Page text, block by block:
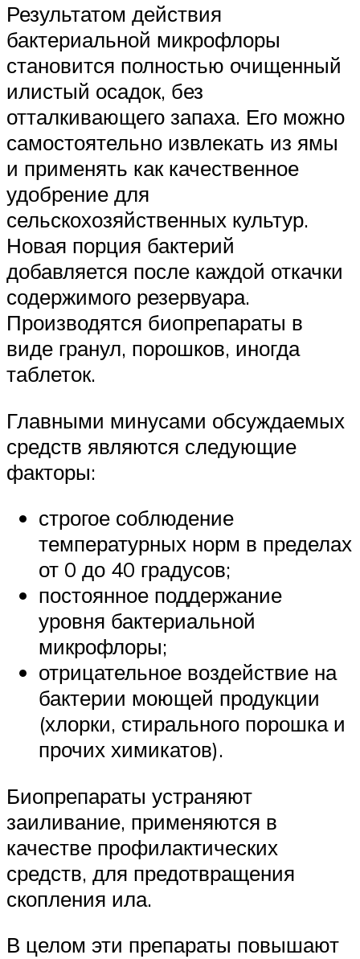
Результатом действия
бактериальной микрофлоры
становится полностью очищенный
илистый осадок, без
отталкивающего запаха. Его можно
самостоятельно извлекать из ямы
и применять как качественное
удобрение для
сельскохозяйственных культур.
Новая порция бактерий
добавляется после каждой откачки
содержимого резервуара.
Производятся биопрепараты в
виде гранул, порошков, иногда
таблеток.
Главными минусами обсуждаемых
средств являются следующие
факторы:
строгое соблюдение
температурных норм в пределах
от 0 до 40 градусов;
постоянное поддержание
уровня бактериальной
микрофлоры;
отрицательное воздействие на
бактерии моющей продукции
(хлорки, стирального порошка и
прочих химикатов).
Биопрепараты устраняют
заиливание, применяются в
качестве профилактических
средств, для предотвращения
скопления ила.
В целом эти препараты повышают